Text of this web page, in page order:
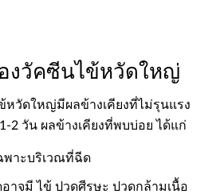
งวัคซีนไข้หวัดใหญ่
หวัดใหญ่มีผลข้างเคียงที่ไม่รุนแรง
2 วัน ผลข้างเคียงที่พบบ่อย ได้แก่
พาะบริเวณที่ฉีด
าจมี ไข้ ปวดศีรษะ ปวดกล้ามเนื้อ